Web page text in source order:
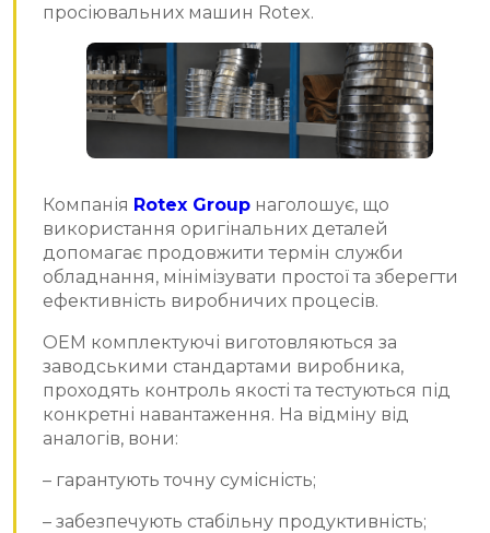
просіювальних машин Rotex.
Компанія Rotex Group наголошує, що
використання оригінальних деталей
допомагає продовжити термін служби
обладнання, мінімізувати простої та зберегти
ефективність виробничих процесів.
OEM комплектуючі виготовляються за
заводськими стандартами виробника,
проходять контроль якості та тестуються під
конкретні навантаження. На відміну від
аналогів, вони:
– гарантують точну сумісність;
– забезпечують стабільну продуктивність;